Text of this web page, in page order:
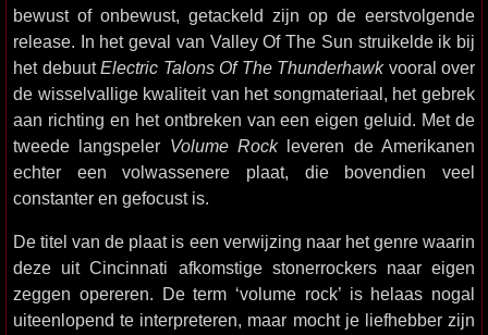
bewust of onbewust, getackeld zijn op de eerstvolgende
release. In het geval van Valley Of The Sun struikelde ik bij
het debuutElectric Talons Of The Thunderhawkvooral over
de wisselvallige kwaliteit van het songmateriaal, het gebrek
aan richting en het ontbreken van een eigen geluid. Met de
tweede langspeler Volume Rockleveren de Amerikanen
echter een volwassenere plaat, die bovendien veel
constanter en gefocust is.
De titel van de plaat is een verwijzing naar het genre waarin
deze uit Cincinnati afkomstige stonerrockers naar eigen
zeggen opereren. De term ‘volume rock’ is helaas nogal
uiteenlopend te interpreteren, maar mocht je liefhebber zijn